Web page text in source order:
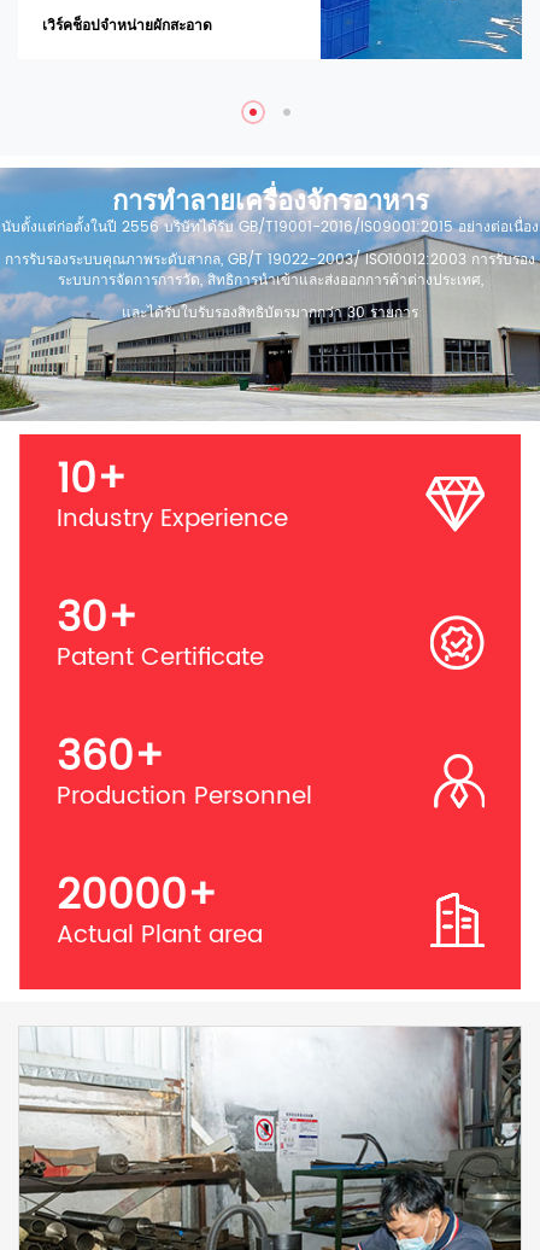
เวิร์คช็อปจำหน่ายผักสะอาด
การทำลายเครื่องจักรอาหาร
นับตั้งแต่ก่อตั้งในปี 2556 บริษัทได้รับ GB/T19001-2016/IS09001:2015 อย่างต่อเนื่อง
การรับรองระบบคุณภาพระดับสากล, GB/T 19022-2003/ ISO10012:2003 การรับรอง
ระบบการจัดการการวัด, สิทธิการนำเข้าและส่งออกการค้าต่างประเทศ,
และได้รับใบรับรองสิทธิบัตรมากกว่า 30 รายการ
10+
Industry Experience
30+
Patent Certificate
360+
Production Personnel
20000+
Actual Plant area